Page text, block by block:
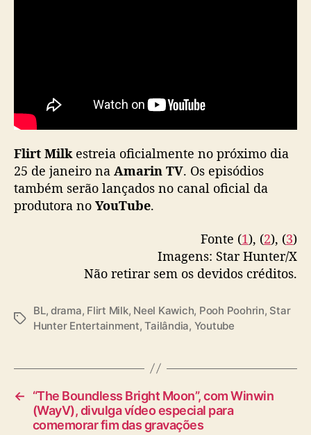
e
p
e
c
l
e
d
a
a
d
r
e
Flirt Milkestreia oficialmente no próximo dia
25 de janeiro na Amarin TV. Os episódios
também serão lançados no canal oficial da
produtora no YouTube.
Fonte (1), (2), (3)
Imagens: Star Hunter/X
Não retirar sem os devidos créditos.
T
BL, drama, Flirt Milk, Neel Kawich, Pooh Poohrin, Star
Hunter Entertainment,Tailândia, Youtube
←
“The Boundless Bright Moon”, com Winwin
(WayV), divulga vídeo especial para
comemorar fim das gravações